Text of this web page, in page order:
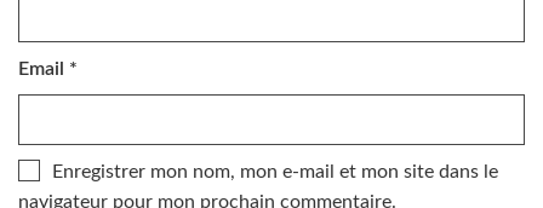
Email *
Enregistrer mon nom, mon e-mail et mon site dans le
navigateur pour mon prochain commentaire.